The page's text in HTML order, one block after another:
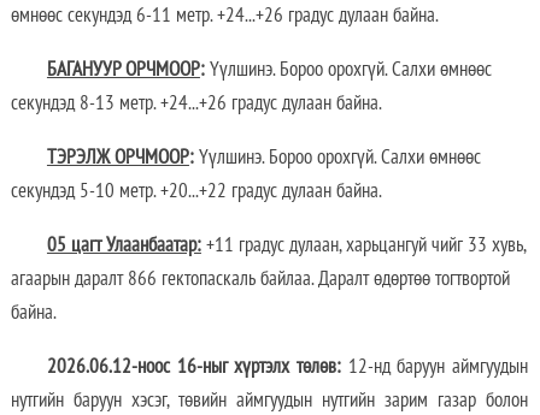
өмнөөс секундэд 6-11 метр. +24...+26 градус дулаан байна.
БАГАНУУР ОРЧМООР:Үүлшинэ. Бороо орохгүй. Салхи өмнөөс
секундэд 8-13 метр. +24...+26 градус дулаан байна.
ТЭРЭЛЖ ОРЧМООР:Үүлшинэ. Бороо орохгүй. Салхи өмнөөс
секундэд 5-10 метр. +20...+22 градус дулаан байна.
05 цагт Улаанбаатар:+11 градус дулаан, харьцангуй чийг 33 хувь,
агаарын даралт 866 гектопаскаль байлаа. Даралт өдөртөө тогтвортой
байна.
2026.06.12-ноос 16-ныг хүртэлх төлөв: 12-нд баруун аймгуудын
нутгийн баруун хэсэг, төвийн аймгуудын нутгийн зарим газар болон